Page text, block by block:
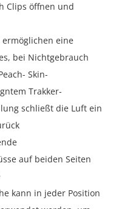
Clips öffnen und
eine
bei Nichtgebrauch
Skin-
Trakker-
schließt die Luft ein
auf beiden Seiten
kann in jeder Position